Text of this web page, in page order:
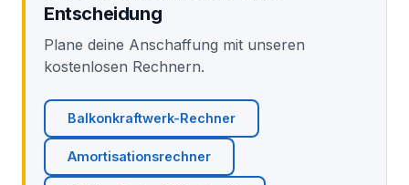
Entscheidung
Plane deine Anschaffung mit unseren
kostenlosen Rechnern.
Balkonkraftwerk-Rechner
Amortisationsrechner